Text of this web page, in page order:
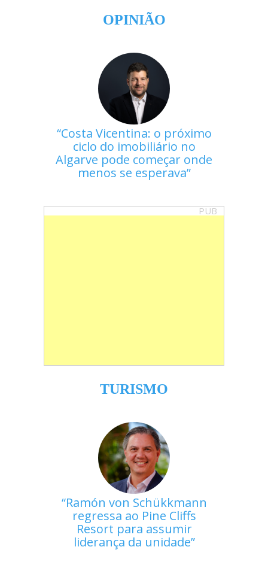
OPINIÃO
Costa Vicentina: o próximo
ciclo do imobiliário no
Algarve pode começar onde
menos se esperava
PUB
TURISMO
Ramón von Schükkmann
regressa ao Pine Cliffs
Resort para assumir
liderança da unidade